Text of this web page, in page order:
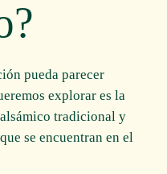
pueda parecer
explorar es la
tradicional y
se encuentran en el